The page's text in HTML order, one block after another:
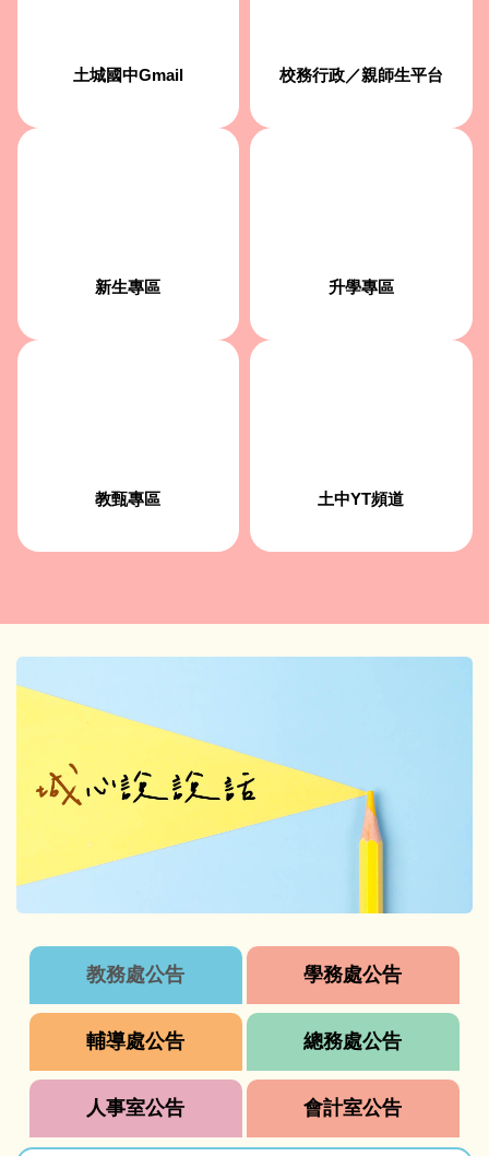
土城國中Gmail 校務行政／親師生平台
新生專區 升學專區
教甄專區 土中YT頻道
教務處公告 學務處公告
輔導處公告 總務處公告
人事室公告 會計室公告